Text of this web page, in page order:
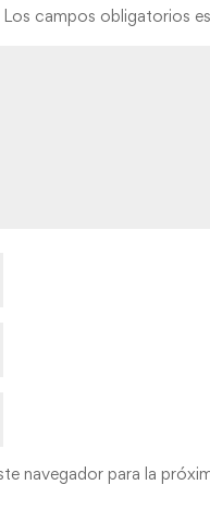
Los campos obligatorios
navegador para la